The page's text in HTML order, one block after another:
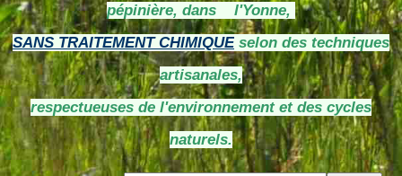
pépinière, dans l'Yonne,
SANS TRAITEMENT CHIMIQUE selon des techniques
artisanales,
respectueuses de l'environnement et des cycles
naturels.